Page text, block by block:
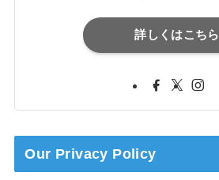
詳しくはこちら
Our Privacy Policy